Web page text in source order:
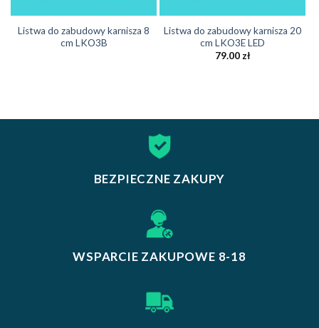
Listwa do zabudowy karnisza 8
cm LKO3B
Listwa do zabudowy karnisza 20
cm LKO3E LED
79.00 zł
BEZPIECZNE ZAKUPY
WSPARCIE ZAKUPOWE 8-18